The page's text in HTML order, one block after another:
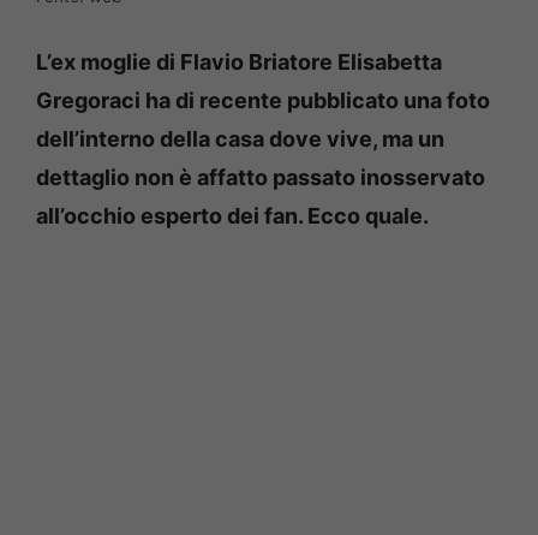
L’ex moglie di Flavio Briatore Elisabetta
Gregoraci ha di recente pubblicato una foto
dell’interno della casa dove vive, ma un
dettaglio non è affatto passato inosservato
all’occhio esperto dei fan. Ecco quale.